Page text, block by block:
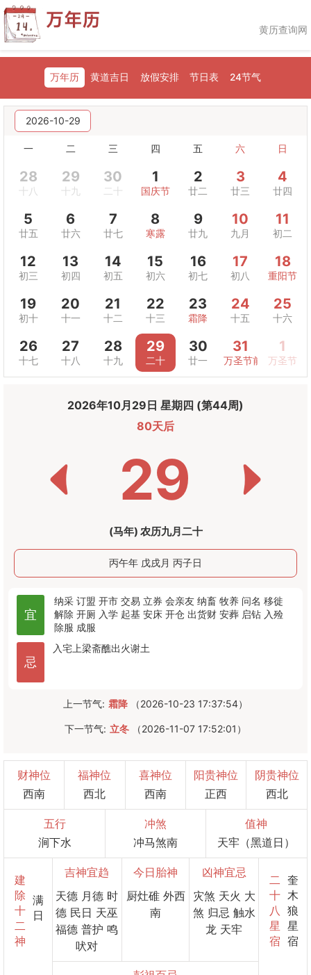
黄历查询网
万年历 黄道吉日 放假安排 节日表 24节气
2026-10-29
一 二 三 四 五 六 日
28
十八
29
十九
30 1
国庆节
2
廿二
3
廿三
4
廿四
5
廿五
6
廿六
7
廿七
8
寒露
9
廿九
10
九月
11
初二
12
初三
13
初四
14
初五
15
初六
16
初七
17
初八
18
重阳节
19
初十
20
十一
21
十二
22
十三
23
霜降
24
十五
25
十六
26
十七
27
十八
28
十九
29
二十
30
廿一
31
万圣节前夜
1
万圣节
2026年10月29日 星期四 (第44周)
80天后
29
(马年) 农历九月二十
丙午年 戊戌月 丙子日
宜
纳采 订盟 开市 交易 立券 会亲友 纳畜 牧养 问名 移徙
解除 开厕 入学 起基 安床 开仓 出货财 安葬 启钻 入殓
除服 成服
忌
入宅 上梁斋醮出火谢土
上一节气: 霜降 （2026-10-23 17:37:54）
下一节气: 立冬 （2026-11-07 17:52:01）
财神位
西南
福神位
西北
喜神位
西南
阳贵神位
正西
阴贵神位
西北
五行
涧下水
冲煞
冲马煞南
值神
天牢（黑道日）
建
除
十
二
神
满
日
吉神宜趋
天德 月德 时
德 民日 天巫
福德 普护 鸣
吠对
今日胎神
厨灶碓 外西
南
凶神宜忌
灾煞 天火 大
煞 归忌 触水
龙 天牢
二
十
八
星
宿
奎
木
狼
星
宿